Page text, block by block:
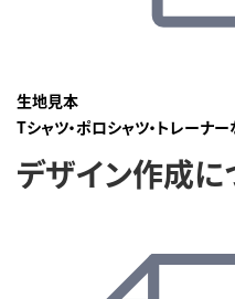
生地見本
Tシャツ・ポロシャツ・トレーナ
デザイン作成に